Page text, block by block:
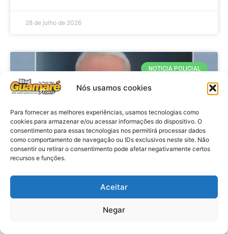
Nós usamos cookies
Para fornecer as melhores experiências, usamos tecnologias como
cookies para armazenar e/ou acessar informações do dispositivo. O
consentimento para essas tecnologias nos permitirá processar dados
como comportamento de navegação ou IDs exclusivos neste site. Não
consentir ou retirar o consentimento pode afetar negativamente certos
recursos e funções.
Aceitar
Negar
28 de julho de 2026
NOTICIA POLICIAL
Policia: Suspeito de matar homem
em hotel de João Pessoa se
apresenta à polícia em Caicó